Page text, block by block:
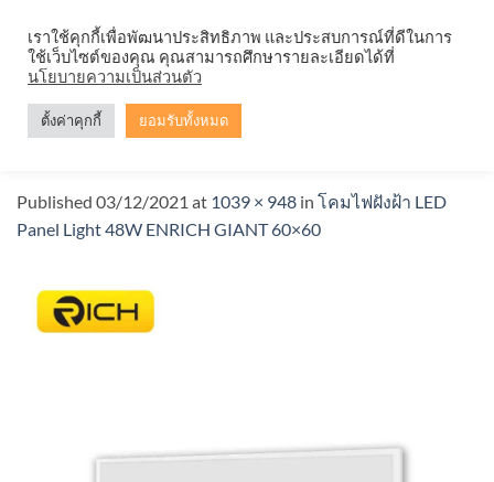
content
Published 03/12/2021 at 1039 × 948 in โคมไฟฝังฝ้า LED
Panel Light 48W ENRICH GIANT 60×60
เราใช้คุกกี้เพื่อพัฒนาประสิทธิภาพ และประสบการณ์ที่ดีในการ
ใช้เว็บไซต์ของคุณ คุณสามารถศึกษารายละเอียดได้ที่
นโยบายความเป็นส่วนตัว
ตั้งค่าคุกกี้ ยอมรับทั้งหมด